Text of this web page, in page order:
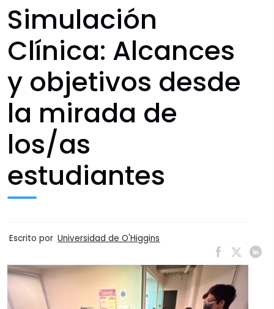
Simulación
Clínica: Alcances
y objetivos desde
la mirada de
los/as
estudiantes
Escrito por Universidad de O'Higgins